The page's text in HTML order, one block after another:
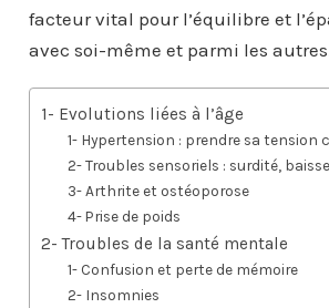
facteur vital pour l’équilibre et
avec soi-même et parmi les
1- Evolutions liées à l’âge
1- Hypertension : prendre sa tension
2- Troubles sensoriels : surdité,
3- Arthrite et ostéoporose
4- Prise de poids
2- Troubles de la santé mentale
1- Confusion et perte de mémoire
2- Insomnies